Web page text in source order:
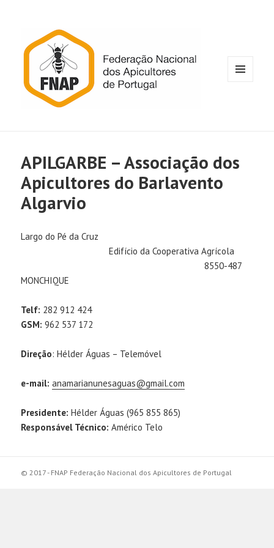
APILGARBE – Associação dos
Apicultores do Barlavento
Algarvio
Largo do Pé da Cruz
Edifício da Cooperativa Agrícola
8550-487
MONCHIQUE
Telf: 282 912 424
GSM:962 537 172
Direção: Hélder Águas – Telemóvel
e-mail:anamarianunesaguas@gmail.com
Presidente: Hélder Águas (965 855 865)
Responsável Técnico: Américo Telo
© 2017 - FNAP Federação Nacional dos Apicultores de Portugal